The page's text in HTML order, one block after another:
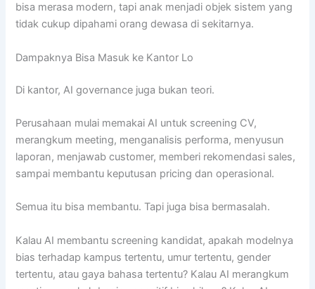
bisa merasa modern, tapi anak menjadi objek sistem yang
tidak cukup dipahami orang dewasa di sekitarnya.
Dampaknya Bisa Masuk ke Kantor Lo
Di kantor, AI governance juga bukan teori.
Perusahaan mulai memakai AI untuk screening CV,
merangkum meeting, menganalisis performa, menyusun
laporan, menjawab customer, memberi rekomendasi sales,
sampai membantu keputusan pricing dan operasional.
Semua itu bisa membantu. Tapi juga bisa bermasalah.
Kalau AI membantu screening kandidat, apakah modelnya
bias terhadap kampus tertentu, umur tertentu, gender
tertentu, atau gaya bahasa tertentu? Kalau AI merangkum